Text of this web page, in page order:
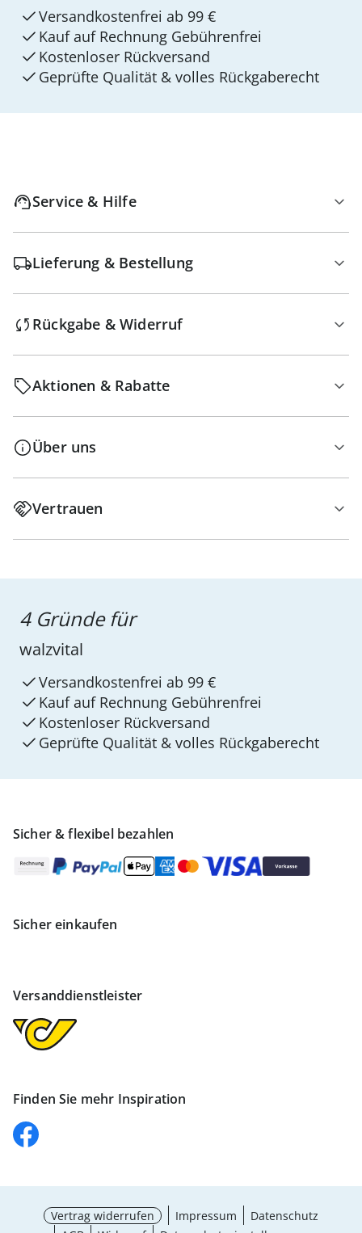
Versandkostenfrei ab 99 €
Kauf auf Rechnung Gebührenfrei
Kostenloser Rückversand
Geprüfte Qualität & volles Rückgaberecht
Service & Hilfe
Lieferung & Bestellung
Rückgabe & Widerruf
Aktionen & Rabatte
Über uns
Vertrauen
Sicher & flexibel bezahlen
Sicher einkaufen
Versanddienstleister
Finden Sie mehr Inspiration
4 Gründe für
walzvital
Versandkostenfrei ab 99 €
Kauf auf Rechnung Gebührenfrei
Kostenloser Rückversand
Geprüfte Qualität & volles Rückgaberecht
Vertrag widerrufen Impressum
Datenschutz